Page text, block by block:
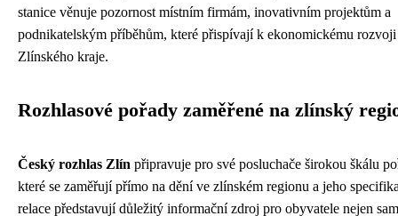
stanice věnuje pozornost místním firmám, inovativním projektům a
podnikatelským příběhům, které přispívají k ekonomickému rozvoji
Zlínského kraje.
Rozhlasové pořady zaměřené na zlínský
Český rozhlas Zlín připravuje pro své posluchače širokou škálu
které se zaměřují přímo na dění ve zlínském regionu a jeho
relace představují důležitý informační zdroj pro obyvatele nejen